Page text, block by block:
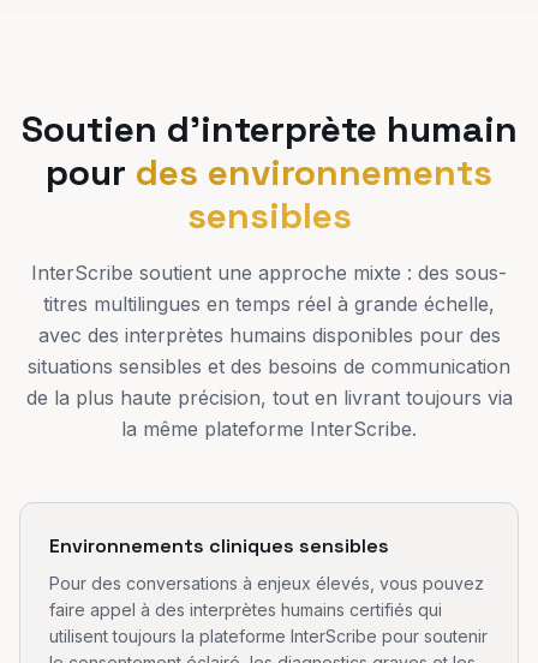
Soutien d'interprète humain
pour des environnements
sensibles
InterScribe soutient une approche mixte : des sous-
titres multilingues en temps réel à grande échelle,
avec des interprètes humains disponibles pour des
situations sensibles et des besoins de communication
de la plus haute précision, tout en livrant toujours via
la même plateforme InterScribe.
Environnements cliniques sensibles
Pour des conversations à enjeux élevés, vous pouvez
faire appel à des interprètes humains certifiés qui
utilisent toujours la plateforme InterScribe pour soutenir